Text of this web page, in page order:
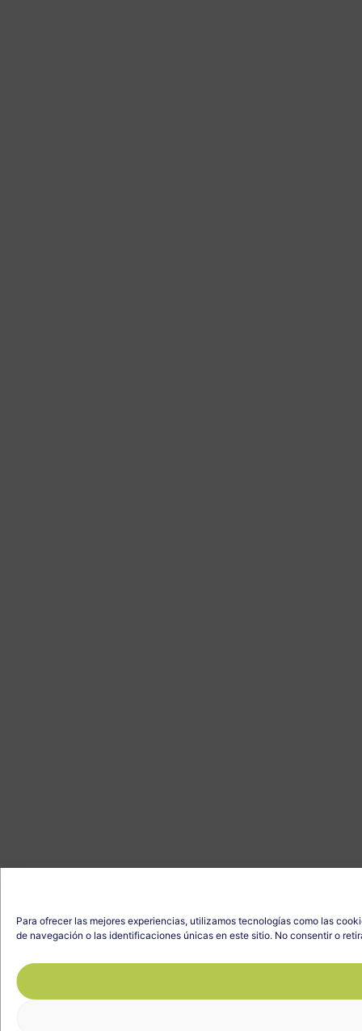
Para ofrecer las mejores experiencias, utilizamos tecnologías como las
de navegación o las identificaciones únicas en este sitio. No consentir o